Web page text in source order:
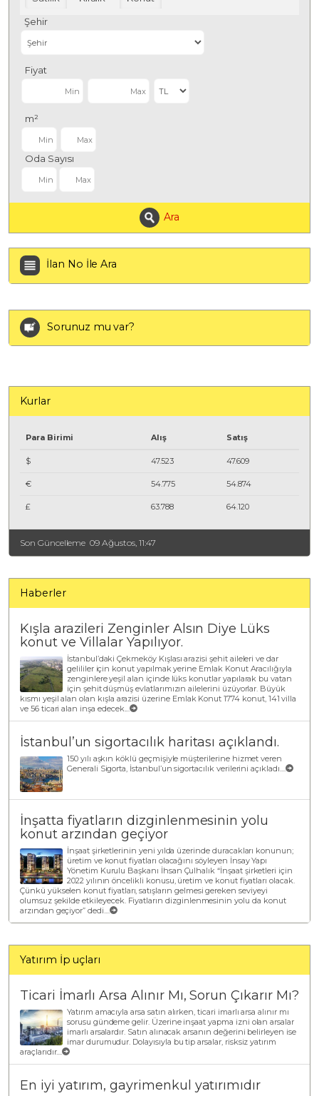
Şehir
Fiyat
m²
Oda Sayısı
Ara
İlan No İle Ara
Sorunuz mu var?
Kurlar
Para Birimi Alış Satış
$ 47.523 47.609
€ 54.775 54.874
£ 63.788 64.120
Son Güncelleme 09 Ağustos, 11:47
Haberler
Kışla arazileri Zenginler Alsın Diye Lüks
konut ve Villalar Yapılıyor.
İstanbul’daki Çekmeköy Kışlası arazisi şehit aileleri ve dar
gelililer için konut yapılmak yerine Emlak Konut Aracılığıyla
zenginlere yeşil alan içinde lüks konutlar yapılarak bu vatan
için şehit düşmüş evlatlarımızın ailelerini üzüyorlar. Büyük
kısmı yeşil alan olan kışla arazisi üzerine Emlak Konut 1774 konut, 141 villa
ve 56 ticari alan inşa edecek....
İstanbul’un sigortacılık haritası açıklandı.
150 yılı aşkın köklü geçmişiyle müşterilerine hizmet veren
Generali Sigorta, İstanbul’un sigortacılık verilerini açıkladı....
İnşatta fiyatların dizginlenmesinin yolu
konut arzından geçiyor
İnşaat şirketlerinin yeni yılda üzerinde duracakları konunun;
üretim ve konut fiyatları olacağını söyleyen İnsay Yapı
Yönetim Kurulu Başkanı İhsan Çulhalık “İnşaat şirketleri için
2022 yılının öncelikli konusu, üretim ve konut fiyatları olacak.
Çünkü yükselen konut fiyatları, satışların gelmesi gereken seviyeyi
olumsuz şekilde etkileyecek. Fiyatların dizginlenmesinin yolu da konut
arzından geçiyor” dedi....
Yatırım İp uçları
Ticari İmarlı Arsa Alınır Mı, Sorun Çıkarır Mı?
Yatırım amacıyla arsa satın alırken, ticari imarlı arsa alınır mı
sorusu gündeme gelir. Üzerine inşaat yapma izni olan arsalar
imarlı arsalardır. Satın alınacak arsanın değerini belirleyen ise
imar durumudur. Dolayısıyla bu tip arsalar, risksiz yatırım
araçlarıdır....
En iyi yatırım, gayrimenkul yatırımıdır